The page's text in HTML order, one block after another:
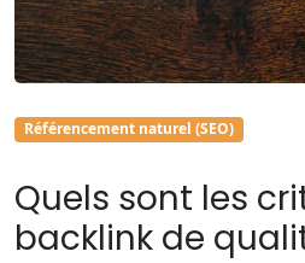
Référencement naturel (SEO)
Quels sont les
backlink de